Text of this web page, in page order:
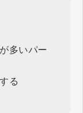
多いパー
る